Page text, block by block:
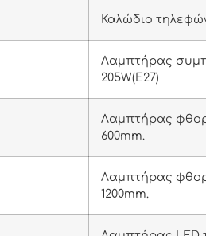
Καλώδιο
Λαμπτήρας
205W(E27)
Λαμπτήρας
600mm.
Λαμπτήρας
1200mm.